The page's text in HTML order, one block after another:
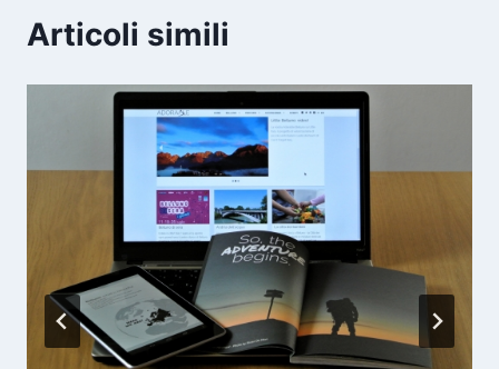
Articoli simili